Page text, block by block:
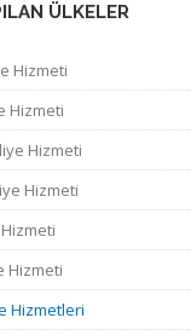
ÜLKELER
Hizmeti
Hizmeti
Hizmeti
Hizmeti
Hizmeti
Hizmetleri